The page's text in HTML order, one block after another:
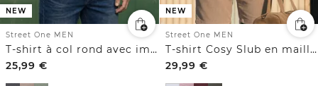
NEW
Street One MEN
T-shirt à col rond avec imprimé sur la poitrine
25,99 €
NEW
Street One MEN
T-shirt Cosy Slub en maille texturée
29,99 €